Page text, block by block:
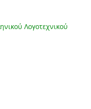
Λογοτεχνικού